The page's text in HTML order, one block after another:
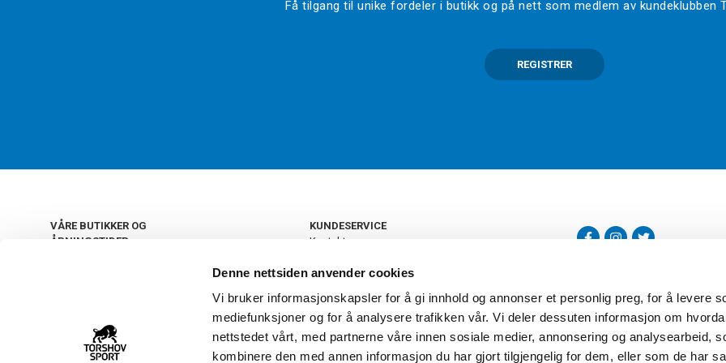
Denne nettsiden anvender cookies
Vi bruker informasjonskapsler for å gi innhold og annonser et personlig preg, for å levere
mediefunksjoner og for å analysere trafikken vår. Vi deler dessuten informasjon om
nettstedet vårt, med partnerne våre innen sosiale medier, annonsering og analysearbeid,
kombinere den med annen informasjon du har gjort tilgjengelig for dem, eller som de har
Få tilgang til unike fordeler i butikk og på nett som medlem av kundeklubben
REGISTRER
VÅRE BUTIKKER OG
ÅPNINGSTIDER
KUNDESERVICE
Kontakt oss
Retur og bytte
Personvern
Frakt og levering
Ledige stillinger
FAQ - Ofte stilte spørsmål
Torshov Sport har over 90 års
klubbhandel. Torshov Sport har
Drammen, Sandvika Storsenter